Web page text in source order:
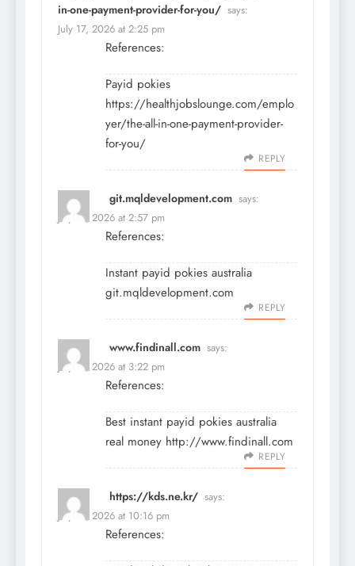
in-one-payment-provider-for-you/ says:
July 17, 2026 at 2:25 pm
References:
Payid pokies
https://healthjobslounge.com/emplo
yer/the-all-in-one-payment-provider-
for-you/
REPLY
git.mqldevelopment.com says:
July 17, 2026 at 2:57 pm
References:
Instant payid pokies australia
git.mqldevelopment.com
REPLY
www.findinall.com says:
July 17, 2026 at 3:22 pm
References:
Best instant payid pokies australia
real money http://www.findinall.com
REPLY
https://kds.ne.kr/ says:
July 17, 2026 at 10:16 pm
References: